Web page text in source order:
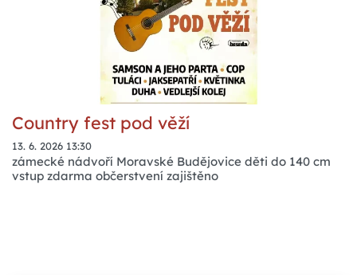
13. 6. 2026 13:30
Country fest pod věží
zámecké nádvoří Moravské Budějovice děti do 140 cm
vstup zdarma občerstvení zajištěno